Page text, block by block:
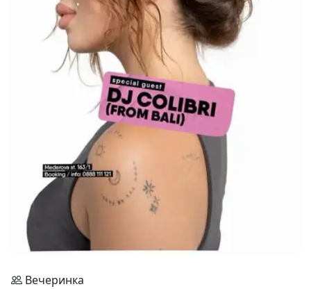
Вечеринка